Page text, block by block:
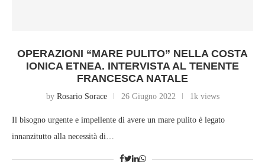
OPERAZIONI “MARE PULITO” NELLA COSTA
IONICA ETNEA. INTERVISTA AL TENENTE
FRANCESCA NATALE
by Rosario Sorace 26 Giugno 2022 1k views
Il bisogno urgente e impellente di avere un mare pulito è legato
innanzitutto alla necessità di…